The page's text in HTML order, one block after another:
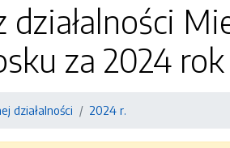
działalności
za 2024 rok
działalności 2024 r.